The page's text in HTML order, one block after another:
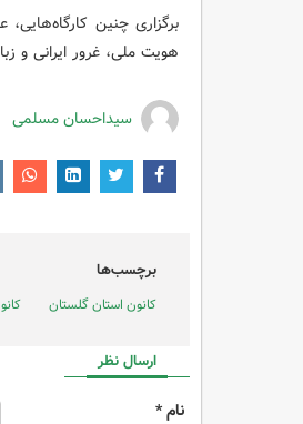
برگزاری چنین
هویت ملی، غرور ایرانی و
سیداحسان مسلمی
برچسب‌ها
کانون استان گلستان
ارسال نظر
نام *